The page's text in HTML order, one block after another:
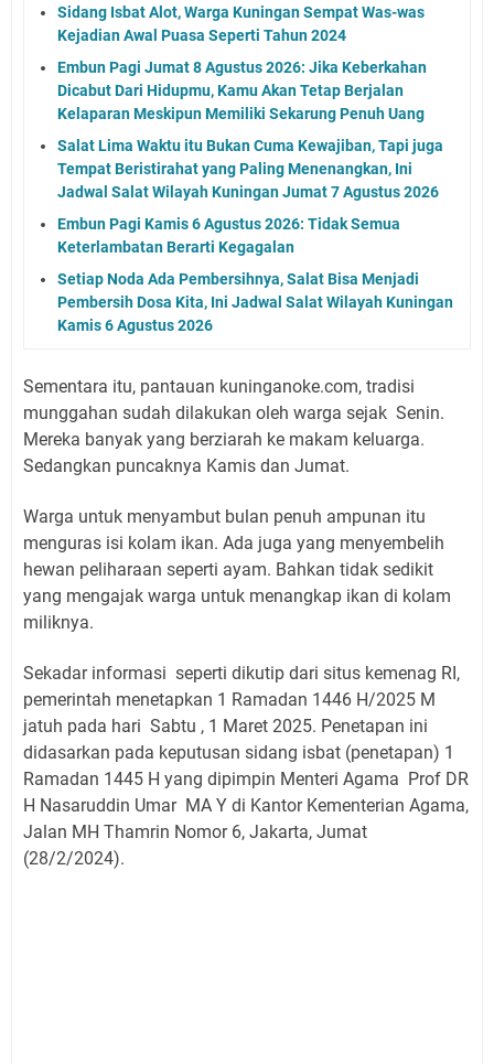
Sidang Isbat Alot, Warga Kuningan Sempat Was-was
Kejadian Awal Puasa Seperti Tahun 2024
Embun Pagi Jumat 8 Agustus 2026: Jika Keberkahan
Dicabut Dari Hidupmu, Kamu Akan Tetap Berjalan
Kelaparan Meskipun Memiliki Sekarung Penuh Uang
Salat Lima Waktu itu Bukan Cuma Kewajiban, Tapi juga
Tempat Beristirahat yang Paling Menenangkan, Ini
Jadwal Salat Wilayah Kuningan Jumat 7 Agustus 2026
Embun Pagi Kamis 6 Agustus 2026: Tidak Semua
Keterlambatan Berarti Kegagalan
Setiap Noda Ada Pembersihnya, Salat Bisa Menjadi
Pembersih Dosa Kita, Ini Jadwal Salat Wilayah Kuningan
Kamis 6 Agustus 2026
Sementara itu, pantauan kuninganoke.com, tradisi
munggahan sudah dilakukan oleh warga sejak Senin.
Mereka banyak yang berziarah ke makam keluarga.
Sedangkan puncaknya Kamis dan Jumat.
Warga untuk menyambut bulan penuh ampunan itu
menguras isi kolam ikan. Ada juga yang menyembelih
hewan peliharaan seperti ayam. Bahkan tidak sedikit
yang mengajak warga untuk menangkap ikan di kolam
miliknya.
Sekadar informasi seperti dikutip dari situs kemenag RI,
pemerintah menetapkan 1 Ramadan 1446 H/2025 M
jatuh pada hari Sabtu , 1 Maret 2025. Penetapan ini
didasarkan pada keputusan sidang isbat (penetapan) 1
Ramadan 1445 H yang dipimpin Menteri Agama Prof DR
H Nasaruddin Umar MA Y di Kantor Kementerian Agama,
Jalan MH Thamrin Nomor 6, Jakarta, Jumat
(28/2/2024).